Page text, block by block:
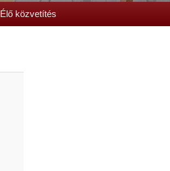
Élő közvetítés